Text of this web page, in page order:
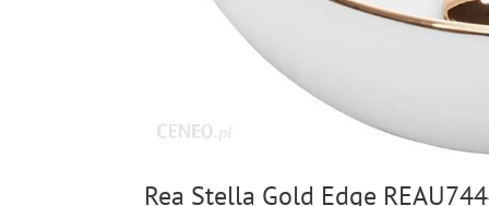
Rea Stella Gold Edge